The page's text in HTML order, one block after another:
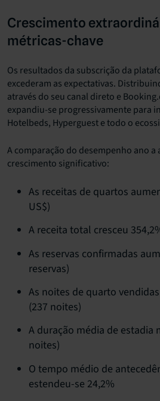
Crescimento
métricas-chave
Os resultados da subscrição da
excederam as expectativas.
através do seu canal direto e
expandiu-se progressivamente para
Hotelbeds, Hyperguest e todo o
A comparação do desempenho ano a
crescimento significativo:
As receitas de quartos
US$)
A receita total cresceu
As reservas confirmadas
reservas)
As noites de quarto
(237 noites)
A duração média de estadia
noites)
O tempo médio de
estendeu-se 24,2%